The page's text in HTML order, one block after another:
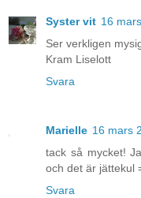
Syster vit 16
Ser verkligen
Kram Liselott
Svara
Marielle 16 mars
tack så mycket!
och det är jättekul
Svara